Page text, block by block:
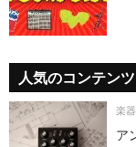
人気のコンテンツ
楽
ア